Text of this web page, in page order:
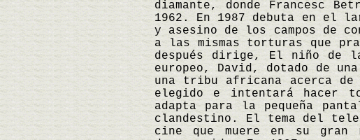
diamante, donde Francesc
1962. En 1987 debuta en el
y asesino de los campos de
a las mismas torturas que
después dirige, El niño de
europeo, David, dotado de
una tribu africana acerca
elegido e intentará hacer
adapta para la pequeña
clandestino. El tema del
cine que muere en su gran